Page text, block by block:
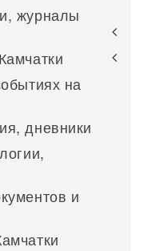
журналы
на
дневники
и